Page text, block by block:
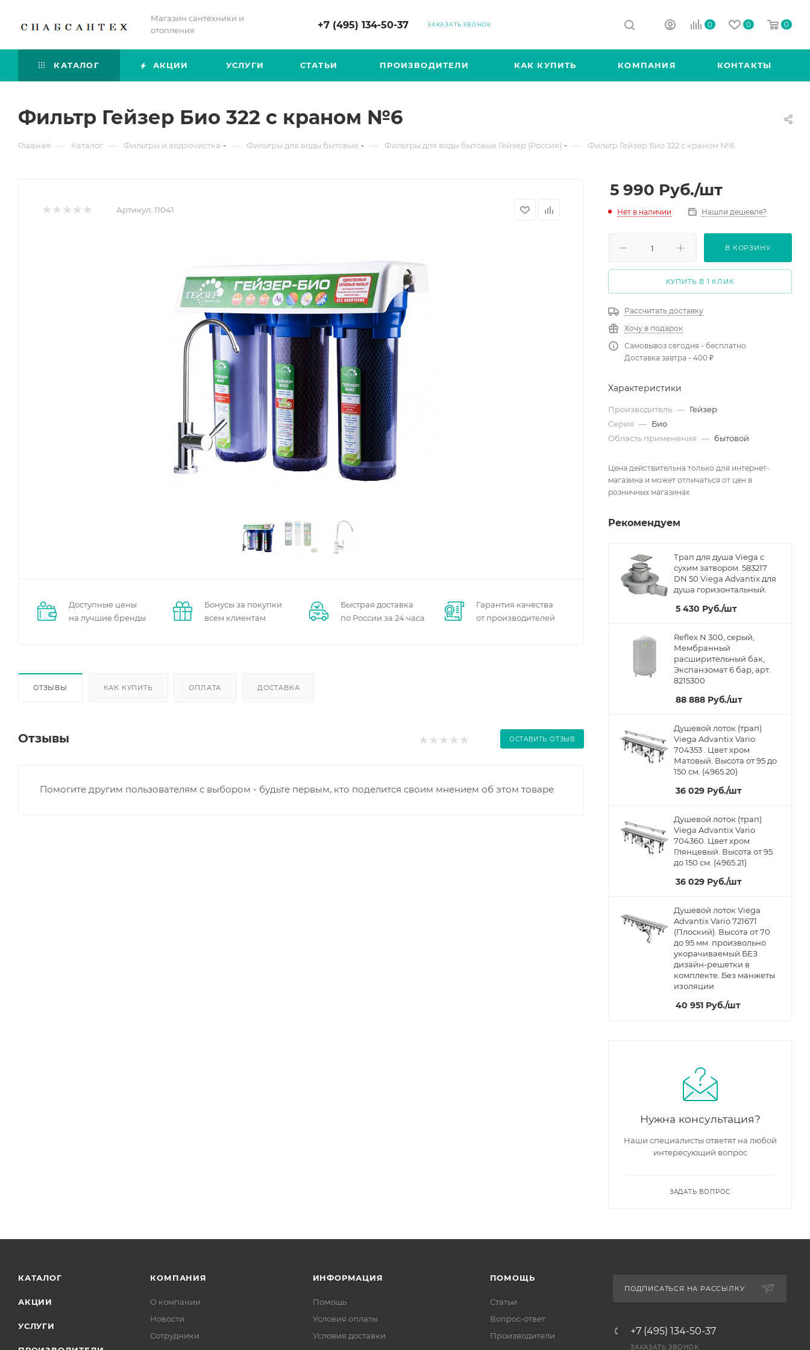
Магазин сантехники и
отопления
+7 (495) 134-50-37 ЗАКАЗАТЬ ЗВОНОК 0 0 0
КАТАЛОГ АКЦИИ УСЛУГИ СТАТЬИ ПРОИЗВОДИТЕЛИ КАК КУПИТЬ КОМПАНИЯ КОНТАКТЫ
Фильтр Гейзер Био 322 с краном №6
Главная — Каталог — Фильтры и водоочистка — Фильтры для воды бытовые — Фильтры для воды бытовые Гейзер (Россия) — Фильтр Гейзер Био 322 с краном №6
Артикул: 11041
Доступные цены
на лучшие бренды
Бонусы за покупки
всем клиентам
Быстрая доставка
по России за 24 часа
Гарантия качества
от производителей
ОТЗЫВЫ КАК КУПИТЬ ОПЛАТА ДОСТАВКА
Отзывы ОСТАВИТЬ ОТЗЫВ
Помогите другим пользователям с выбором - будьте первым, кто поделится своим мнением об этом товаре
5 990 Руб./шт
Нет в наличии Нашли дешевле?
В КОРЗИНУ
КУПИТЬ В 1 КЛИК
Рассчитать доставку
Хочу в подарок
Самовывоз сегодня - бесплатно
Доставка завтра - 400 ₽
Характеристики
Производитель — Гейзер
Серия — Био
Область применения — бытовой
Цена действительна только для интернет-
магазина и может отличаться от цен в
розничных магазинах
Рекомендуем
Трап для душа Viega с
сухим затвором. 583217
DN 50 Viega Advantix для
душа горизонтальный.
5 430 Руб./шт
Reflex N 300, серый,
Мембранный
расширительный бак,
Экспанзомат 6 бар, арт.
8215300
88 888 Руб./шт
Душевой лоток (трап)
Viega Advantix Vario
704353 . Цвет хром
Матовый. Высота от 95 до
150 см. (4965.20)
36 029 Руб./шт
Душевой лоток (трап)
Viega Advantix Vario
704360. Цвет хром
Глянцевый. Высота от 95
до 150 см. (4965.21)
36 029 Руб./шт
Душевой лоток Viega
Advantix Vario 721671
(Плоский). Высота от 70
до 95 мм. произвольно
укорачиваемый БЕЗ
дизайн-решетки в
комплекте. Без манжеты
изоляции
40 951 Руб./шт
Нужна консультация?
Наши специалисты ответят на любой
интересующий вопрос
ЗАДАТЬ ВОПРОС
КАТАЛОГ
АКЦИИ
УСЛУГИ
КОМПАНИЯ
О компании
Новости
Сотрудники
ИНФОРМАЦИЯ
Помощь
Условия оплаты
Условия доставки
ПОМОЩЬ
Статьи
Вопрос-ответ
Производители
ПОДПИСАТЬСЯ НА РАССЫЛКУ
+7 (495) 134-50-37
ЗАКАЗАТЬ ЗВОНОК